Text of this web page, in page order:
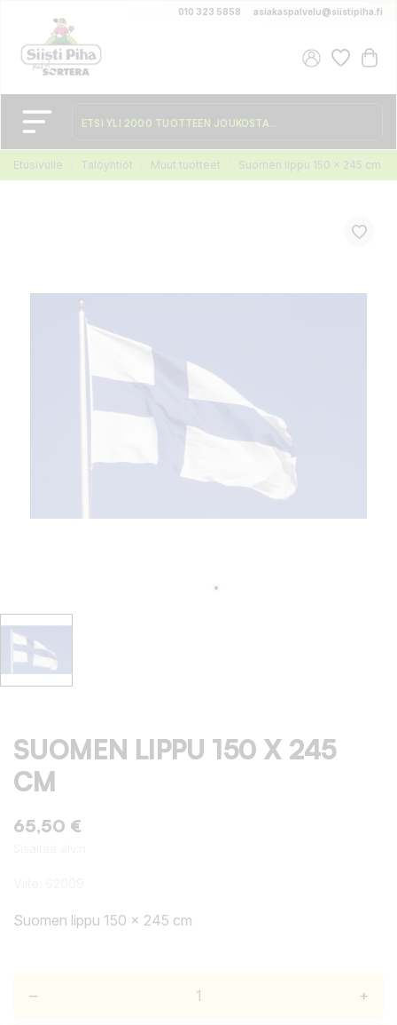
010 323 5858 asiakaspalvelu@siistipiha.fi
Etusivulle Taloyhtiöt Muut tuotteet Suomen lippu 150 x 245 cm
SUOMEN LIPPU 150 X 245
CM
65,50 €
Suomen lippu 150 x 245 cm
– +